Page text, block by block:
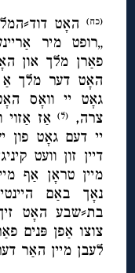
(כח) האָט
„רופט מיר
פאַרן מלך און
האָט דער מלך אַ
גאָט יי וואָס
צרה,
(ל)אַז אַזוי
יי דעם גאָט פון
דיין זון וועט
נאָך באַם
בת⸗שבע האָט
צוצו אַפן פּנים
לעבן מיין האַר